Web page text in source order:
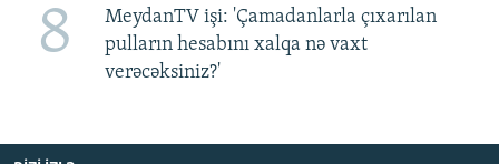
8
MeydanTV işi: 'Çamadanlarla çıxarılan
pulların hesabını xalqa nə vaxt
verəcəksiniz?'